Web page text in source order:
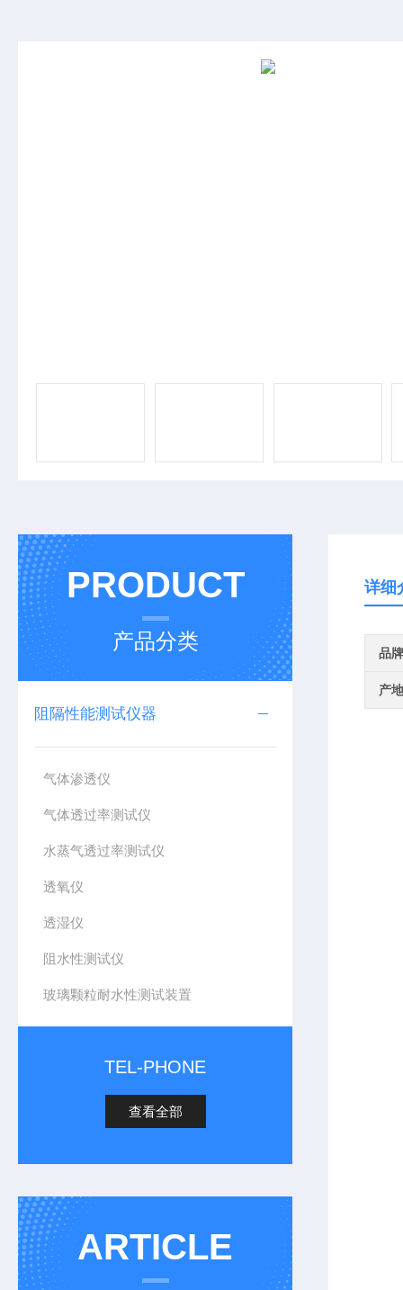
PRODUCT
产品分类
阻隔性能测试仪器
气体渗透仪
气体透过率测试仪
水蒸气透过率测试仪
透氧仪
透湿仪
阻水性测试仪
玻璃颗粒耐水性测试装置
TEL-PHONE
查看全部
ARTICLE
详细
品牌
产